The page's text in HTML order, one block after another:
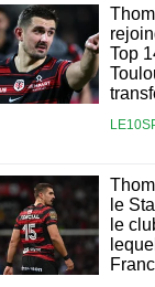
Top
le
le